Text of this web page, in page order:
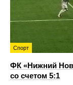
Спорт
ФК «Нижний
со счетом 5:1